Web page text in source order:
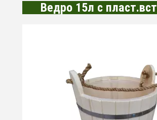
Ведро 15л с